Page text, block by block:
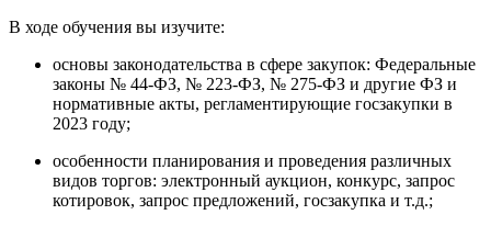
В ходе обучения вы изучите:
основы законодательства в сфере закупок: Федеральные
законы № 44-ФЗ, № 223-ФЗ, № 275-ФЗ и другие ФЗ и
нормативные акты, регламентирующие госзакупки в
2023 году;
особенности планирования и проведения различных
видов торгов: электронный аукцион, конкурс, запрос
котировок, запрос предложений, госзакупка и т.д.;